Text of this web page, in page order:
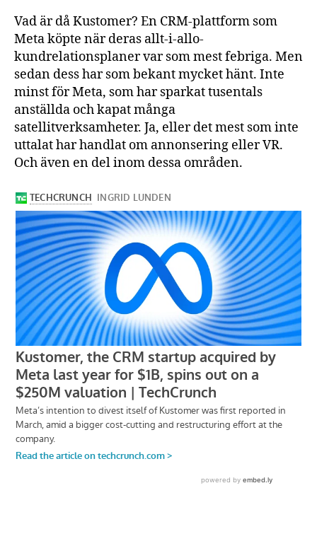
Vad är då Kustomer? En CRM-plattform som
Meta köpte när deras allt-i-allo-
kundrelationsplaner var som mest febriga. Men
sedan dess har som bekant mycket hänt. Inte
minst för Meta, som har sparkat tusentals
anställda och kapat många
satellitverksamheter. Ja, eller det mest som inte
uttalat har handlat om annonsering eller VR.
Och även en del inom dessa områden.